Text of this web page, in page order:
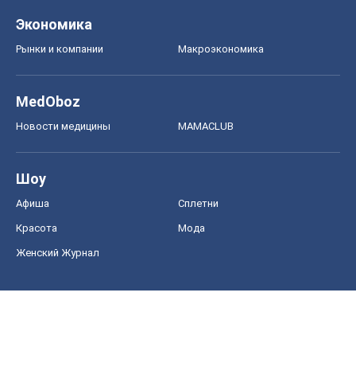
Экономика
Рынки и компании Mакроэкономика
MedOboz
Новости медицины MAMACLUB
Шоу
Афиша Сплетни
Красота Мода
Женский Журнал